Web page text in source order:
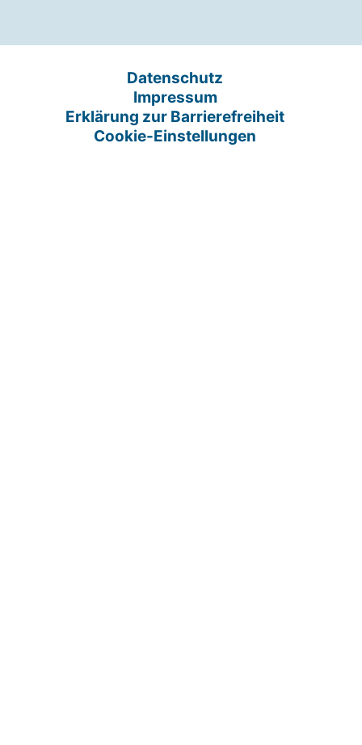
Datenschutz
Impressum
Erklärung zur Barrierefreiheit
Cookie-Einstellungen